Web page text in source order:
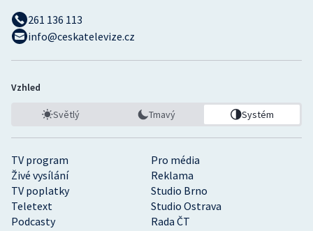
TV program
Pro média
Živé vysílání
Reklama
TV poplatky
Studio Brno
Teletext
Studio Ostrava
Podcasty
Rada ČT
261 136 113
info@ceskatelevize.cz
Vzhled
Světlý Tmavý Systém